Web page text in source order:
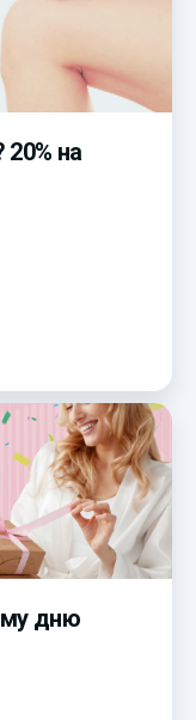
20% на
дню